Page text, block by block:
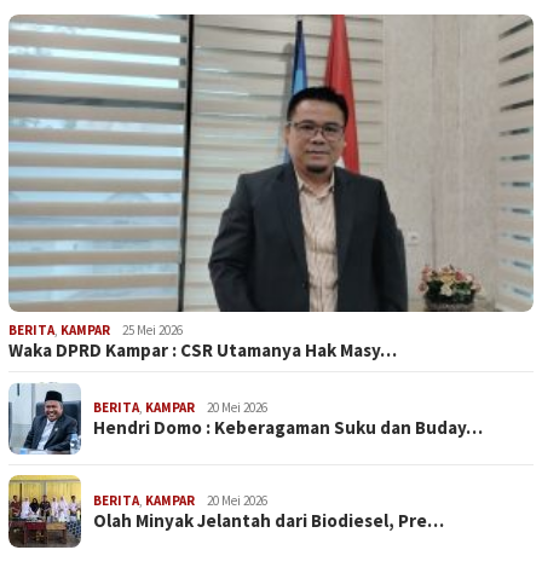
BERITA, KAMPAR 25 Mei 2026
Waka DPRD Kampar : CSR Utamanya Hak Masy…
BERITA, KAMPAR 20 Mei 2026
Hendri Domo : Keberagaman Suku dan Buday…
BERITA, KAMPAR 20 Mei 2026
Olah Minyak Jelantah dari Biodiesel, Pre…